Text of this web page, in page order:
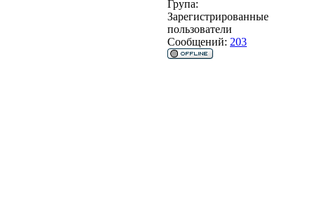
Група:
Зарегистрированные
пользователи
Сообщений: 203